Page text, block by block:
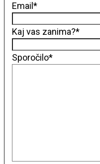
Email *
Kaj vas zanima?*
Sporočilo*